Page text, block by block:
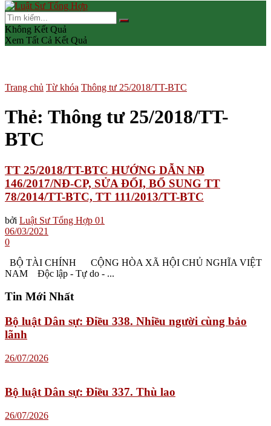
Không Kết Quả
Xem Tất Cả Kết Quả
Trang chủ Từ khóa Thông tư 25/2018/TT-BTC
Thẻ: Thông tư 25/2018/TT-
BTC
TT 25/2018/TT-BTC HƯỚNG DẪN NĐ
146/2017/NĐ-CP, SỬA ĐỔI, BỔ SUNG TT
78/2014/TT-BTC, TT 111/2013/TT-BTC
bởi Luật Sư Tổng Hợp 01
06/03/2021
0
BỘ TÀI CHÍNH CỘNG HÒA XÃ HỘI CHỦ NGHĨA VIỆT
NAM Độc lập - Tự do - ...
Tin Mới Nhất
Bộ luật Dân sự: Điều 338. Nhiều người cùng bảo
lãnh
26/07/2026
Bộ luật Dân sự: Điều 337. Thù lao
26/07/2026